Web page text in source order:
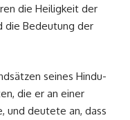
die Heiligkeit der
die Bedeutung der
seines Hindu-
die er an einer
und deutete an, dass